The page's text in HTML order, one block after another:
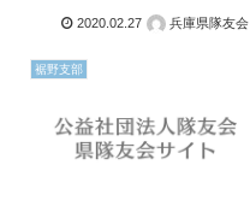
2020.02.27 兵庫県隊友会
裾野支部